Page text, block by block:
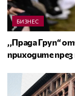
БИЗНЕС
,,Прада Груп“
приходите през